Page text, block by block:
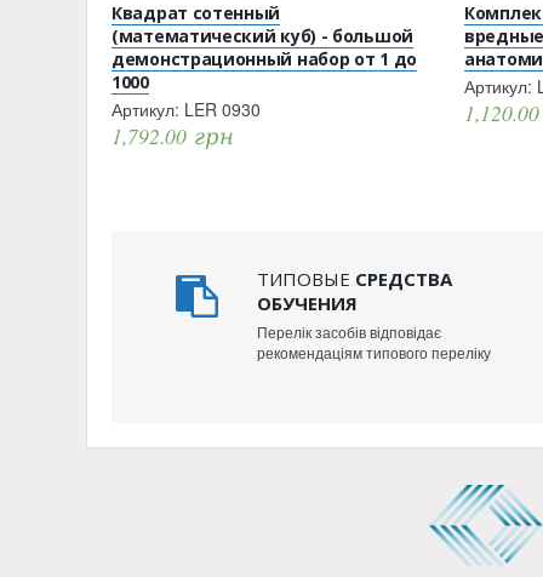
Квадрат сотенный
(математический куб) - большой
демонстрационный набор от 1 до
1000
Артикул: LER 0930
1,792.00 грн
Артикул:
ТИПОВЫЕ СРЕДСТВА
ОБУЧЕНИЯ
Перелік засобів відповідає
рекомендаціям типового переліку